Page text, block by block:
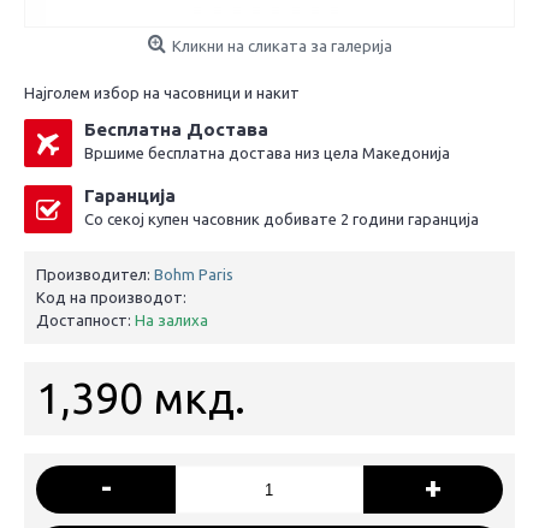
Кликни на сликата за галерија
Најголем избор на часовници и накит
Бесплатна Достава
Вршиме бесплатна достава низ цела Македонија
Гаранција
Со секој купен часовник добивате 2 години гаранција
Производител: Bohm Paris
Код на производот:
Достапност: На залиха
1,390 мкд.
- +